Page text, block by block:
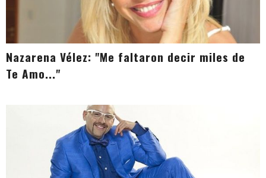
Nazarena Vélez: "Me faltaron decir miles de
Te Amo..."